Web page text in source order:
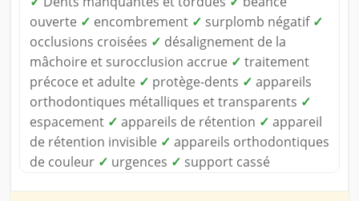
ouverte ✓ encombrement ✓ surplomb négatif ✓
occlusions croisées ✓ désalignement de la
mâchoire et surocclusion accrue ✓ traitement
précoce et adulte ✓ protège-dents ✓ appareils
orthodontiques métalliques et transparents ✓
espacement ✓ appareils de rétention ✓ appareil
de rétention invisible ✓ appareils orthodontiques
de couleur ✓ urgences ✓ support cassé